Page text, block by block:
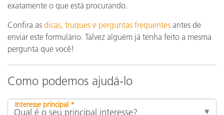
exatamente o que está procurando.
Confira as dicas, truques e perguntas frequentes antes de
enviar este formulário. Talvez alguém já tenha feito a mesma
pergunta que você!
Como podemos ajudá-lo
Interesse principal *